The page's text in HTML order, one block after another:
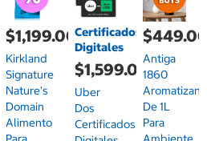
$1,199.00
Kirkland
Signature
Nature's
Domain
Alimento
Certificados
Digitales
$1,599.00
Uber
Dos
Certificados
Antiga
1860
De 1L
Para